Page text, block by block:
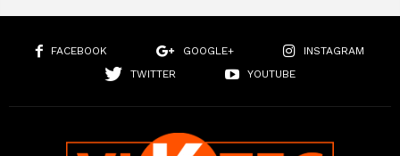
FACEBOOK GOOGLE+
INSTAGRAM
TWITTER
YOUTUBE